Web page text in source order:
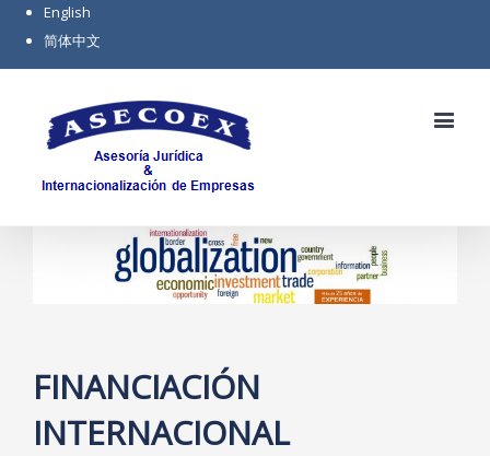
English
简体中文
FINANCIACIÓN
INTERNACIONAL